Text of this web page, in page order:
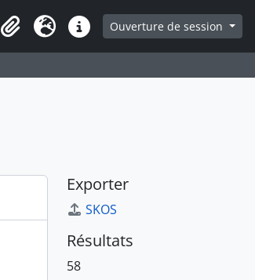
Presse-papier
LangueLiens rapidesOuverture de session
Exporter
SKOS
Résultats
58